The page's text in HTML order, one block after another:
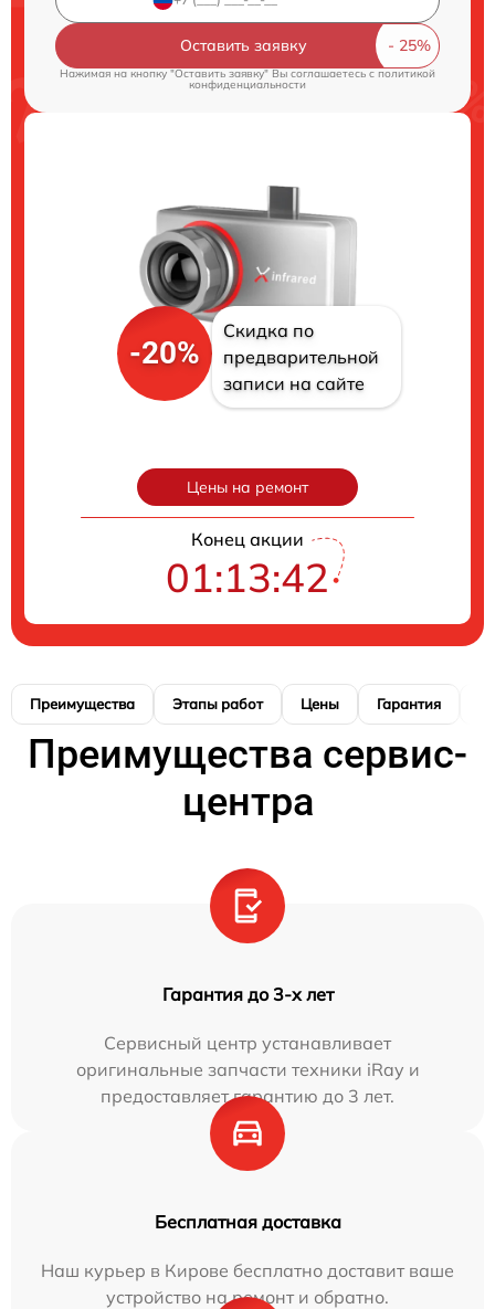
Оставить заявку
Нажимая на кнопку "Оставить заявку" Вы соглашаетесь cполитикой
конфиденциальности
-20%
Скидка по
предварительной
записи на сайте
Цены на ремонт
Конец акции
01:13:41
Преимущества Этапы работ Цены Гарантия
Преимущества сервис-
центра
Гарантия до 3-х лет
Сервисный центр устанавливает
оригинальные запчасти техники iRay и
предоставляет гарантию до 3 лет.
Бесплатная доставка
Наш курьер в Кирове бесплатно доставит ваше
устройство на ремонт и обратно.